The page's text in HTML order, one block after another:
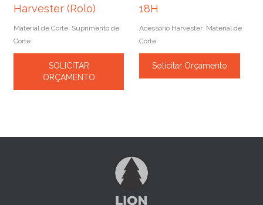
Harvester (Rolo)
Material de Corte Suprimento de
Corte
SOLICITAR
ORÇAMENTO
18H
Acessório Harvester, Material de
Corte
Solicitar Orçamento